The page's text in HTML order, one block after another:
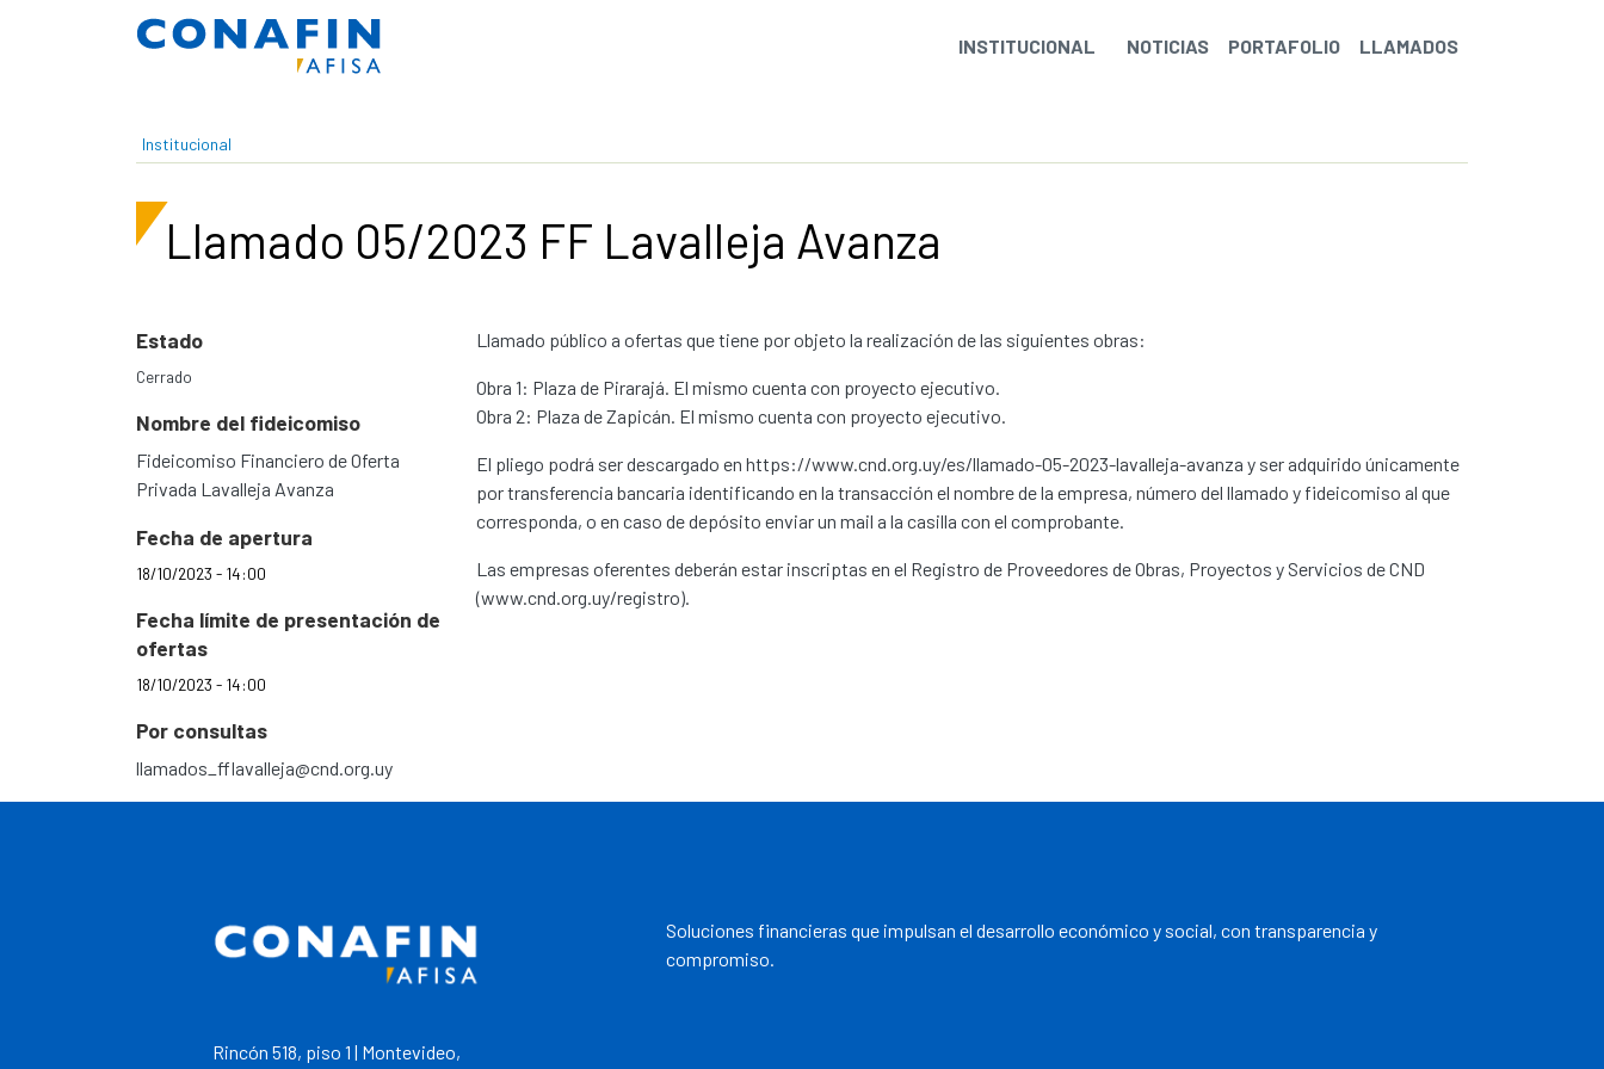
Pasar al contenido principal
INSTITUCIONAL
NOTICIAS PORTAFOLIO LLAMADOS
Institucional
Llamado 05/2023 FF Lavalleja Avanza
Estado
Cerrado
Nombre del fideicomiso
Fideicomiso Financiero de Oferta
Privada Lavalleja Avanza
Fecha de apertura
18/10/2023 - 14:00
Fecha límite de presentación de
ofertas
18/10/2023 - 14:00
Por consultas
llamados_fflavalleja@cnd.org.uy
Llamado público a ofertas que tiene por objeto la realización de las siguientes obras:
Obra 1: Plaza de Pirarajá. El mismo cuenta con proyecto ejecutivo.
Obra 2: Plaza de Zapicán. El mismo cuenta con proyecto ejecutivo.
El pliego podrá ser descargado en https://www.cnd.org.uy/es/llamado-05-2023-lavalleja-avanza y ser adquirido únicamente
por transferencia bancaria identificando en la transacción el nombre de la empresa, número del llamado y fideicomiso al que
corresponda, o en caso de depósito enviar un mail a la casilla con el comprobante.
Las empresas oferentes deberán estar inscriptas en el Registro de Proveedores de Obras, Proyectos y Servicios de CND
(www.cnd.org.uy/registro).
Rincón 518, piso 1 | Montevideo,
Soluciones financieras que impulsan el desarrollo económico y social, con transparencia y
compromiso.